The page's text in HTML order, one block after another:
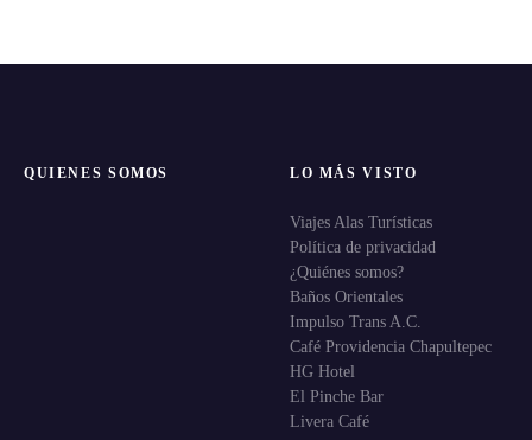
QUIENES SOMOS LO MÁS VISTO
Viajes Alas Turísticas
Política de privacidad
¿Quiénes somos?
Baños Orientales
Impulso Trans A.C.
Café Providencia Chapultepec
HG Hotel
El Pinche Bar
Livera Café